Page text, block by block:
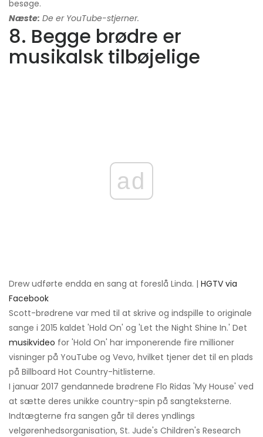
besøge.
Næste: De er YouTube-stjerner.
8. Begge brødre er
musikalsk tilbøjelige
ad
Drew udførte endda en sang at foreslå Linda. | HGTV via
Facebook
Scott-brødrene var med til at skrive og indspille to originale
sange i 2015 kaldet 'Hold On' og 'Let the Night Shine In.' Det
musikvideo for 'Hold On' har imponerende fire millioner
visninger på YouTube og Vevo, hvilket tjener det til en plads
på Billboard Hot Country-hitlisterne.
I januar 2017 gendannede brødrene Flo Ridas 'My House' ved
at sætte deres unikke country-spin på sangteksterne.
Indtægterne fra sangen går til deres yndlings
velgørenhedsorganisation, St. Jude's Children's Research